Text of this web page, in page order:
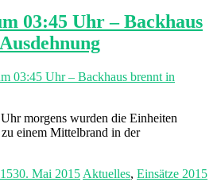
03:45 Uhr – Backhaus
morgens wurden die Einheiten
einem Mittelbrand in der
30. Mai 2015 Aktuelles, Einsätze 2015